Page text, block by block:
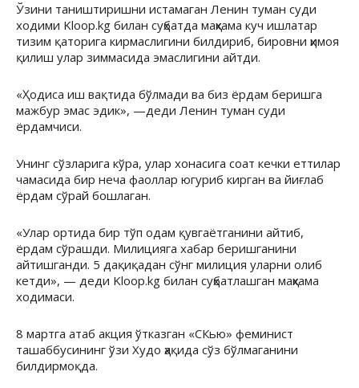
Ўзини таништиришни истамаган Ленин туман суди
ходими Kloop.kg билан суҳбатда маҳкама куч ишлатар
тизим қаторига кирмаслигини билдириб, бировни ҳимоя
қилиш улар зиммасида эмаслигини айтди.
«Ҳодиса иш вақтида бўлмади ва биз ёрдам беришга
мажбур эмас эдик», —деди Ленин туман суди
ёрдамчиси.
Унинг сўзларига кўра, улар хонасига соат кечки еттилар
чамасида бир неча фаоллар югуриб кирган ва йиғлаб
ёрдам сўрай бошлаган.
«Улар ортида бир тўп одам қувгаётганини айтиб,
ёрдам сўрашди. Милицияга хабар беришганини
айтишганди. 5 дақиқадан сўнг милиция уларни олиб
кетди», — деди Kloop.kg билан суҳбатлашган маҳкама
ходимаси.
8 мартга атаб акция ўтказган «СКью» феминист
ташаббусининг ўзи Худо ҳақида сўз бўлмаганини
билдирмоқда.